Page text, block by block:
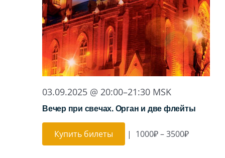
Игра на органе
03.09.2025 @ 20:00–21:30 MSK
Вечер при свечах. Орган и две флейты
Купить билеты | 1000₽ – 3500₽